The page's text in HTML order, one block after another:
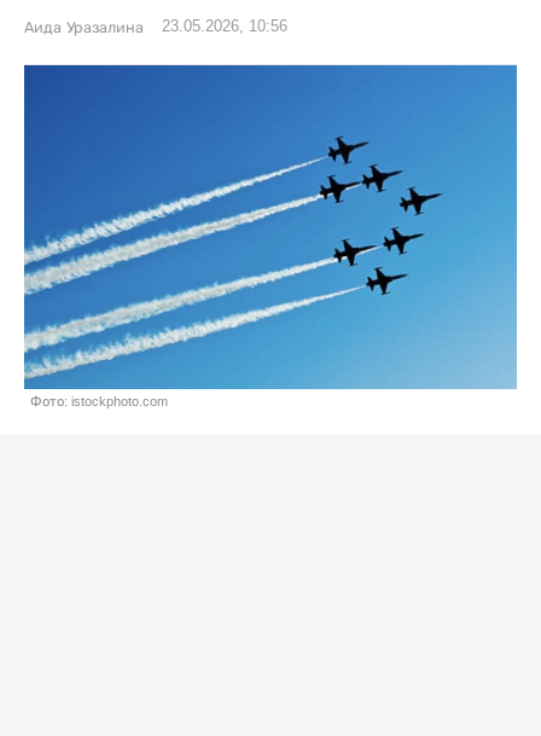
Аида Уразалина 23.05.2026, 10:56
Фото: istockphoto.com